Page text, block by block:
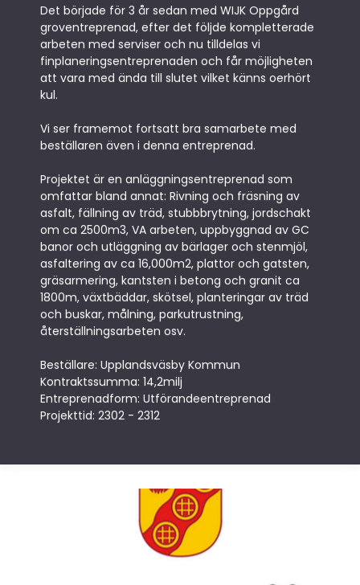
Det började för 3 år sedan med WIJK Oppgård
groventreprenad, efter det följde kompletterade
arbeten med serviser och nu tilldelas vi
finplaneringsentreprenaden och får möjligheten
att vara med ända till slutet vilket känns oerhört
kul.
Vi ser framemot fortsatt bra samarbete med
beställaren även i denna entreprenad.
Projektet är en anläggningsentreprenad som
omfattar bland annat: Rivning och fräsning av
asfalt, fällning av träd, stubbbrytning, jordschakt
om ca 2500m3, VA arbeten, uppbyggnad av GC
banor och utläggning av bärlager och stenmjöl,
asfaltering av ca 16,000m2, plattor och gatsten,
gräsarmering, kantsten i betong och granit ca
1800m, växtbäddar, skötsel, planteringar av träd
och buskar, målning, parkutrustning,
återställningsarbeten osv.
Beställare: Upplandsväsby Kommun
Kontraktssumma: 14,2milj
Entreprenadform: Utförandeentreprenad
Projekttid: 2302 - 2312